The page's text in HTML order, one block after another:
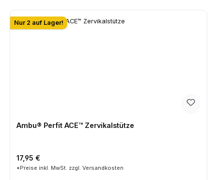
Nur 2 auf Lager!
Ambu® Perfit ACE™ Zervikalstütze
Regulärer Preis:
17,95 €
*Preise inkl. MwSt. zzgl. Versandkosten